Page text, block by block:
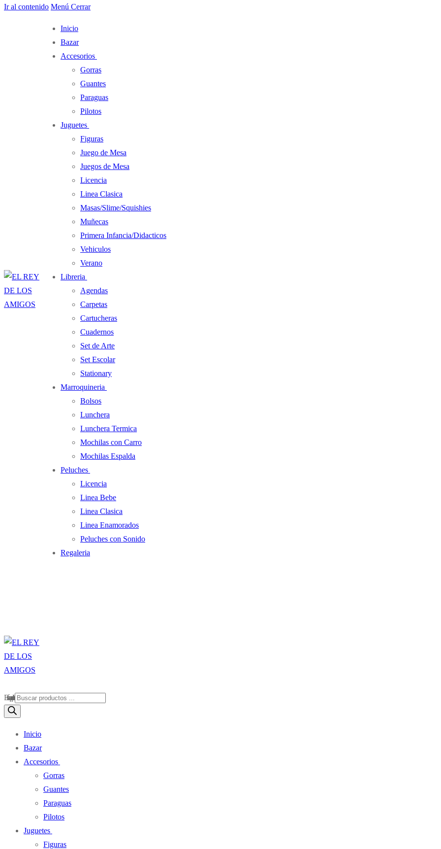
Ir al contenido Menú Cerrar
Inicio
Bazar
Accesorios
Gorras
Guantes
Paraguas
Pilotos
Juguetes
Figuras
Juego de Mesa
Juegos de Mesa
Licencia
Linea Clasica
Masas/Slime/Squishies
Muñecas
Primera Infancia/Didacticos
Vehiculos
Verano
Libreria
Agendas
Carpetas
Cartucheras
Cuadernos
Set de Arte
Set Escolar
Stationary
Marroquineria
Bolsos
Lunchera
Lunchera Termica
Mochilas con Carro
Mochilas Espalda
Peluches
Licencia
Linea Bebe
Linea Clasica
Linea Enamorados
Peluches con Sonido
Regaleria
Búsqueda de productos
Inicio
Bazar
Accesorios
Gorras
Guantes
Paraguas
Pilotos
Juguetes
Figuras